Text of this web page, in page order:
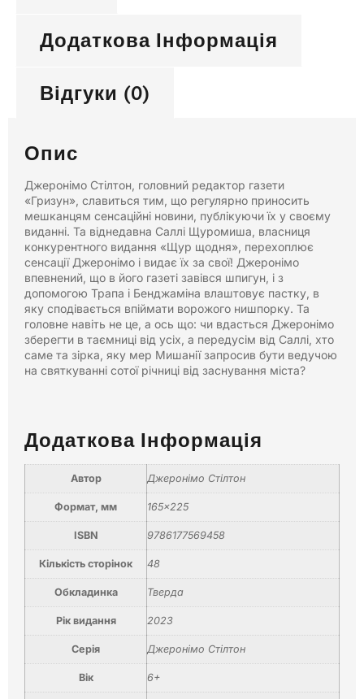
Додаткова Інформація
Відгуки (0)
Опис
Джеронімо Стілтон, головний редактор газети
«Гризун», славиться тим, що регулярно приносить
мешканцям сенсаційні новини, публікуючи їх у своєму
виданні. Та віднедавна Саллі Щуромиша, власниця
конкурентного видання «Щур щодня», перехоплює
сенсації Джеронімо і видає їх за свої! Джеронімо
впевнений, що в його газеті завівся шпигун, і з
допомогою Трапа і Бенджаміна влаштовує пастку, в
яку сподівається впіймати ворожого нишпорку. Та
головне навіть не це, а ось що: чи вдасться Джеронімо
зберегти в таємниці від усіх, а передусім від Саллі, хто
саме та зірка, яку мер Мишанії запросив бути ведучою
на святкуванні сотої річниці від зас­нування міста?
Додаткова Інформація
Автор Джеронімо Стілтон
Формат, мм 165×225
ISBN 9786177569458
Кількість сторінок 48
Обкладинка Тверда
Рік видання 2023
Серія Джеронімо Стілтон
Вік 6+